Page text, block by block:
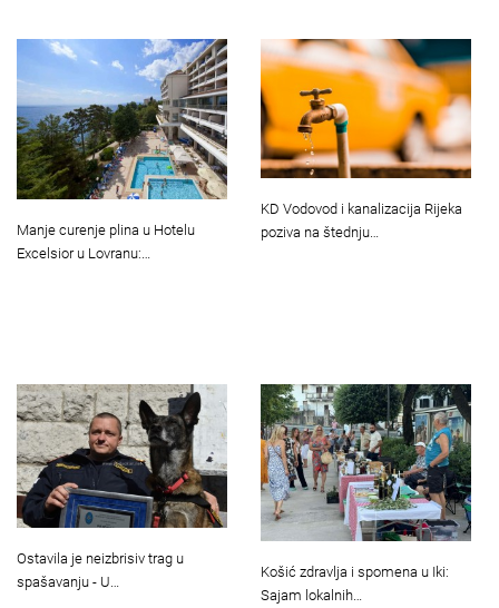
Manje curenje plina u Hotelu
Excelsior u Lovranu:…
KD Vodovod i kanalizacija Rijeka
poziva na štednju…
Ostavila je neizbrisiv trag u
spašavanju - U…
Košić zdravlja i spomena u Iki:
Sajam lokalnih…